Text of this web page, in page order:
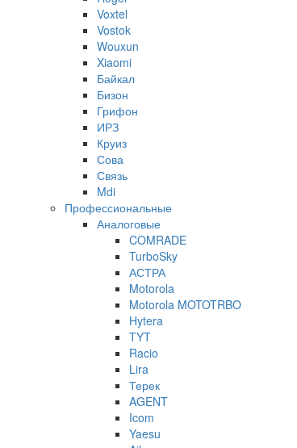
Voxtel
Vostok
Wouxun
Xiaomi
Байкал
Бизон
Грифон
ИРЗ
Круиз
Сова
Связь
Mdi
Профессиональные
Аналоговые
COMRADE
TurboSky
АСТРА
Motorola
Motorola MOTOTRBO
Hytera
TYT
Racio
Lira
Терек
AGENT
Icom
Yaesu